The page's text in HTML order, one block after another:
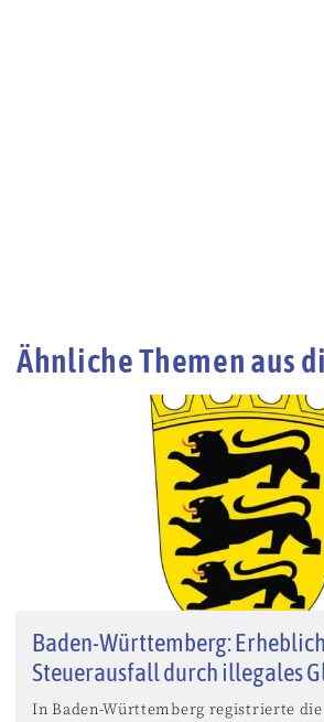
Ähnliche Themen aus
Baden-Württemberg:
Steuerausfall durch illegales
In Baden-Württemberg registrierte